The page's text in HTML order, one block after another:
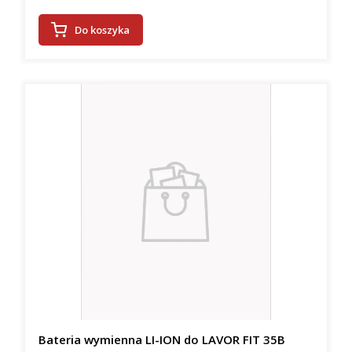
Do koszyka
Bateria wymienna LI-ION do LAVOR FIT 35B